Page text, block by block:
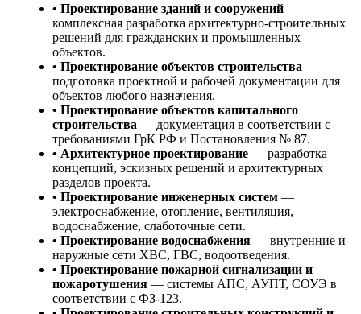
• Проектирование зданий и сооружений —
комплексная разработка архитектурно-строительных
решений для гражданских и промышленных
объектов.
• Проектирование объектов строительства —
подготовка проектной и рабочей документации для
объектов любого назначения.
• Проектирование объектов капитального
строительства — документация в соответствии с
требованиями ГрК РФ и Постановления № 87.
• Архитектурное проектирование — разработка
концепций, эскизных решений и архитектурных
разделов проекта.
• Проектирование инженерных систем —
электроснабжение, отопление, вентиляция,
водоснабжение, слаботочные сети.
• Проектирование водоснабжения — внутренние и
наружные сети ХВС, ГВС, водоотведения.
• Проектирование пожарной сигнализации и
пожаротушения — системы АПС, АУПТ, СОУЭ в
соответствии с ФЗ-123.